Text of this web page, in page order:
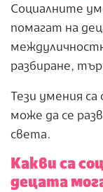
Социалните
помагат на
разбиране,
Тези умения
може да се
света.
Какви са
децата